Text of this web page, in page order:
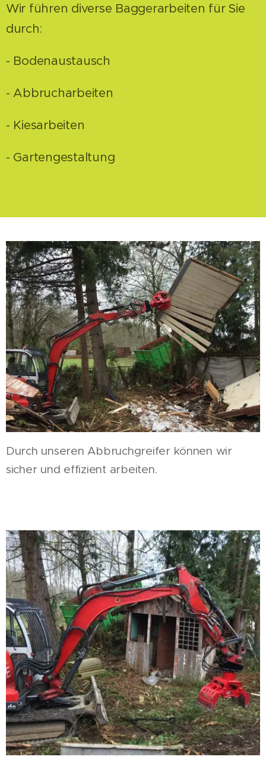
Wir führen diverse Baggerarbeiten für Sie
durch:
- Bodenaustausch
- Abbrucharbeiten
- Kiesarbeiten
- Gartengestaltung
Durch unseren Abbruchgreifer können wir
sicher und effizient arbeiten.